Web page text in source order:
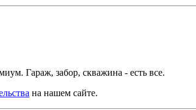
Гараж, забор, скважина - есть все.
на нашем сайте.